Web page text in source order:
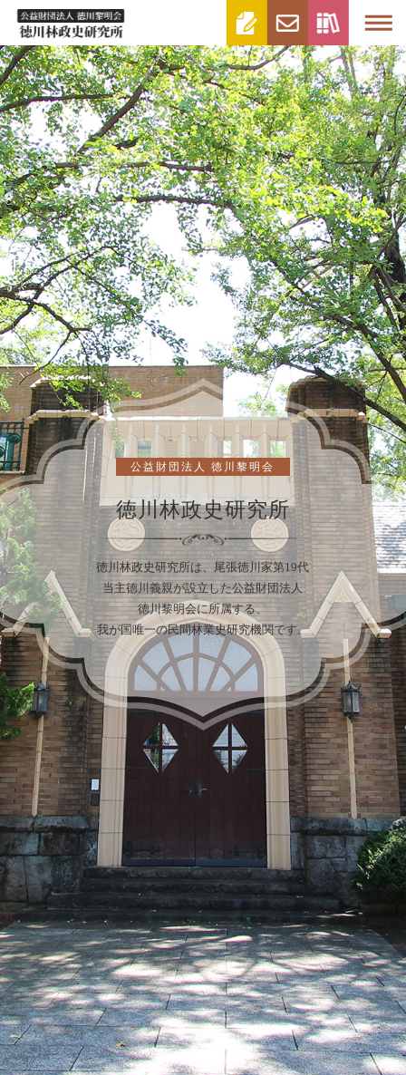
公益財団法人 徳川黎明会
徳川林政史研究所
徳川林政史研究所は、尾張徳川家第19代
当主徳川義親が設立した公益財団法人
徳川黎明会に所属する、
我が国唯一の民間林業史研究機関です。